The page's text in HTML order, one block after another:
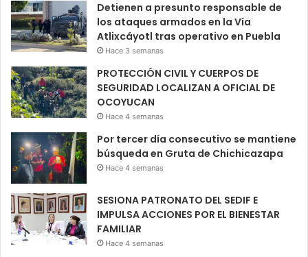
Detienen a presunto responsable de
los ataques armados en la Vía
Atlixcáyotl tras operativo en Puebla
Hace 3 semanas
PROTECCIÓN CIVIL Y CUERPOS DE
SEGURIDAD LOCALIZAN A OFICIAL DE
OCOYUCAN
Hace 4 semanas
Por tercer día consecutivo se mantiene
búsqueda en Gruta de Chichicazapa
Hace 4 semanas
SESIONA PATRONATO DEL SEDIF E
IMPULSA ACCIONES POR EL BIENESTAR
FAMILIAR
Hace 4 semanas